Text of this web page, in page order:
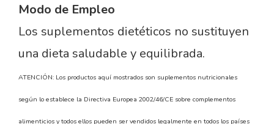
Modo de Empleo
Los suplementos dietéticos no sustituyen
una dieta saludable y equilibrada.
ATENCIÓN: Los productos aquí mostrados son suplementos nutricionales
según lo establece la Directiva Europea 2002/46/CE sobre complementos
alimenticios y todos ellos pueden ser vendidos legalmente en todos los países